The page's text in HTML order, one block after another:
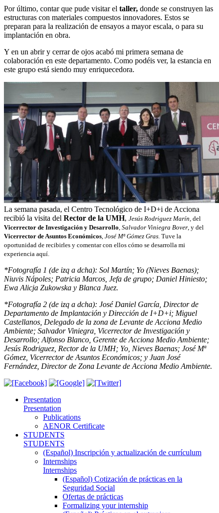
Por último, contar que pude visitar el taller, donde se construyen las
estructuras con materiales compuestos innovadores. Estos se
preparan para la realización de ensayos a mayor escala, o para su
implantación en obra.
Y en un abrir y cerrar de ojos acabó mi primera semana de
colaboración en este departamento. Como podéis ver, la estancia en
este grupo está siendo muy enriquecedora.
La semana pasada, el Centro Tecnológico de I+D+i de Acciona
recibió la visita del Rector de la UMH, Jesús Rodriguez Marín, del
Vicerrector de Investigación y Desarrollo Salvador Viniegra Bover , y del
Vicerrector de Asuntos Económicos José Mª Gómez Gras. Tuve la
oportunidad de recibirles y comentar con ellos cómo se desarrolla mi
experiencia aquí.
*Fotografía 1 (de izq a dcha): Sol Martín; Yo (Nieves Baenas);
Niuvis Nápoles; Patricia Marcos, Jefa de grupo; Daniel Hiniesto;
Ewa Alicja Zukowska y Blanca Juez.
*Fotografía 2 (de izq a dcha): José Daniel García, Director de
Departamento de Implantación y Dirección de I+D+i; Miguel
Castellanos, Delegado de la zona de Levante de Acciona Medio
Ambiente; Salvador Viniegra, Vicerrector de Investigación y
Desarrollo; Alfonso Blanco, Gerente de Acciona Medio Ambiente;
Jesús Rodriguez, Rector de la UMH; Yo, Nieves Baenas; José Mª
Gómez, Vicerrector de Asuntos Económicos; y Juan José
Fernández, Director de Zona Levante de Acciona Medio Ambiente.
Presentation
Presentation
Publications
AENOR Certificate
STUDENTS
STUDENTS
(Español) Inscripción y actualización de currículum
Internships
Internships
(Español) Cotización de prácticas en la
Seguridad Social
Ofertas de prácticas
Formalizing your internship